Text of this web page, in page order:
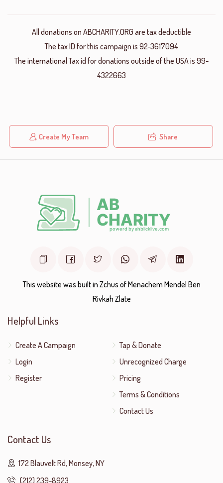
All donations on ABCHARITY.ORG are tax deductible
The tax ID for this campaign is 92-3617094
The international Tax id for donations outside of the USA is 99-
4322663
Create My Team Share
This website was built in Zchus of Menachem Mendel Ben
Rivkah Zlate
Helpful Links
Create A Campaign
Login
Register
Tap & Donate
Unrecognized Charge
Pricing
Terms & Conditions
Contact Us
Contact Us
172 Blauvelt Rd, Monsey, NY
(212) 239-8923